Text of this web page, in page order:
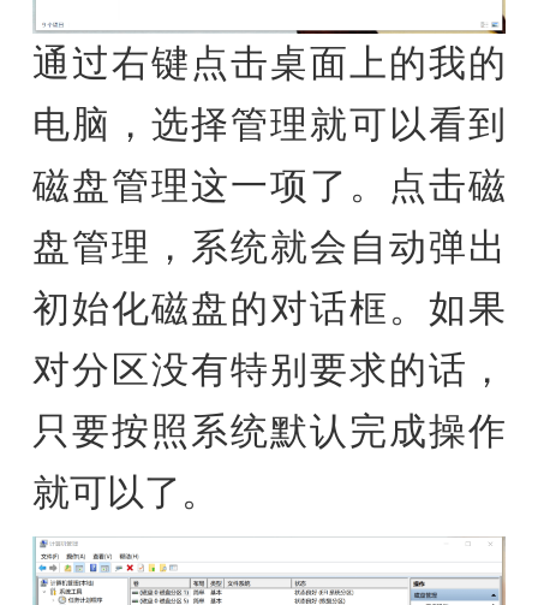
通过右键点击桌面上的我的
电脑，选择管理就可以看到
磁盘管理这一项了。点击磁
盘管理，系统就会自动弹出
初始化磁盘的对话框。如果
对分区没有特别要求的话，
只要按照系统默认完成操作
就可以了。